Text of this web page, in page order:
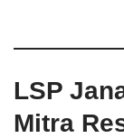
LSP
Mitra